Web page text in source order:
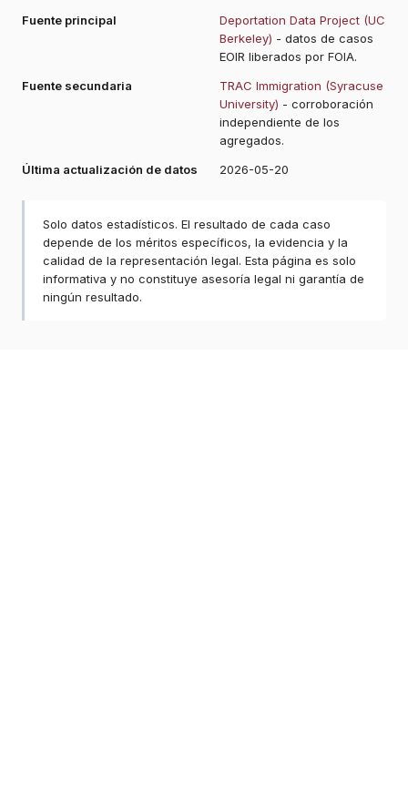
Fuente principal
Deportation Data Project (UC
Berkeley) - datos de casos
EOIR liberados por FOIA.
Fuente secundaria
TRAC Immigration (Syracuse
University) - corroboración
independiente de los
agregados.
Última actualización de datos
2026-05-20
Solo datos estadísticos. El resultado de cada caso
depende de los méritos específicos, la evidencia y la
calidad de la representación legal. Esta página es solo
informativa y no constituye asesoría legal ni garantía de
ningún resultado.